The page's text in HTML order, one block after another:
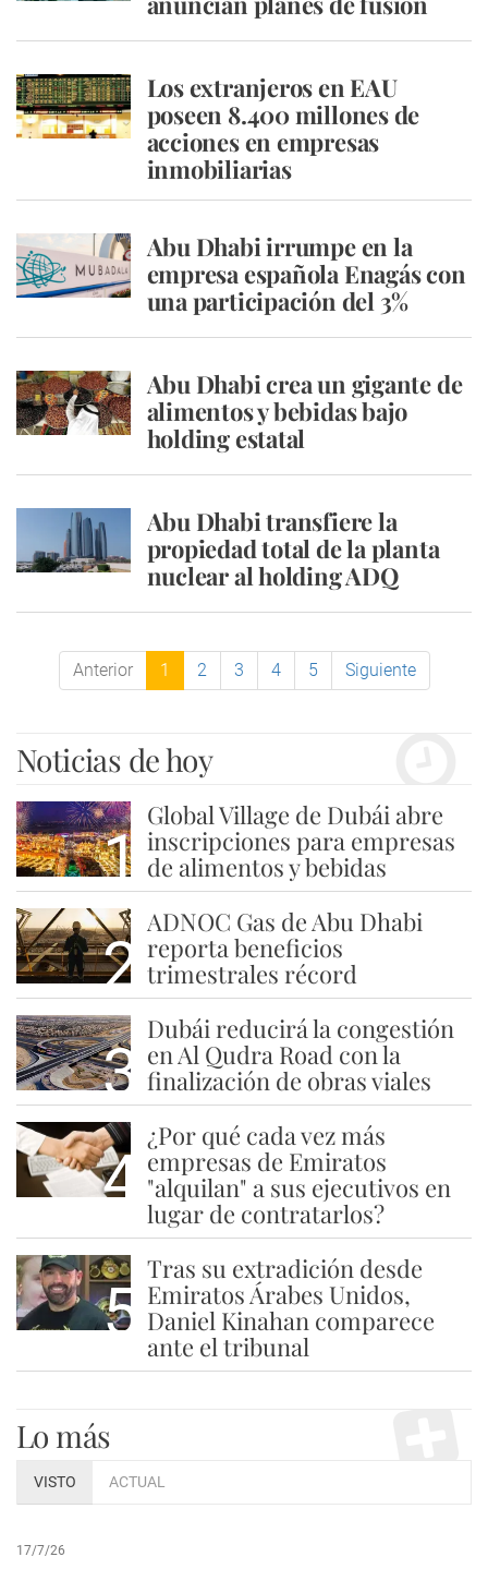
Los extranjeros en EAU
poseen 8.400 millones de
acciones en empresas
inmobiliarias
Abu Dhabi irrumpe en la
empresa española Enagás con
una participación del 3%
Abu Dhabi crea un gigante de
alimentos y bebidas bajo
holding estatal
Abu Dhabi transfiere la
propiedad total de la planta
nuclear al holding ADQ
Anterior 1 2 3 4 5 Siguiente
Noticias de hoy
1
Global Village de Dubái abre
inscripciones para empresas
de alimentos y bebidas
2
ADNOC Gas de Abu Dhabi
reporta beneficios
trimestrales récord
3
Dubái reducirá la congestión
en Al Qudra Road con la
finalización de obras viales
4
¿Por qué cada vez más
empresas de Emiratos
"alquilan" a sus ejecutivos en
lugar de contratarlos?
5
Tras su extradición desde
Emiratos Árabes Unidos,
Daniel Kinahan comparece
ante el tribunal
Lo más
VISTO ACTUAL
17/7/26